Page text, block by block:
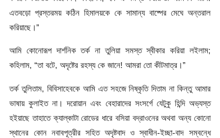
এতবড়ো প্রস্তরময় কঠিন হিমালয়কে কে সামান্য বাষ্পের মেঘে অন্তরাল
করিয়াছে।”
আমি কোনােরূপ দার্শনিক তর্ক না তুলিয়া সমস্ত স্বীকার করিয়া লইলাম;
কহিলাম, “তা বটে, অদৃষ্টের রহস্য কে জানে! আমরা তাে কীটমাত্র।”
তর্ক তুলিতাম, বিবিসাহেবকে আমি এত সহজে নিষ্কৃতি দিতাম না কিন্তু আমার
ভাষায় কুলাইত না। দরােয়ান এবং বেহারাদের সংসর্গে যেটুকু হিন্দি অভ্যস্ত
হইয়াছে তাহাতে ক্যাল্‌কাটা রােডের ধারে বসিয়া বদ্রাওনের অথবা অন্য কোনাে
স্থানের কোন নবাবপূত্রীর সহিত অদৃষ্টবাদ ও স্বাধীন-ইচ্ছা-বাদ সম্বন্ধে